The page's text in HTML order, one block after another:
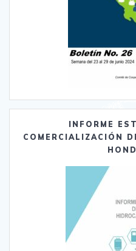
INFORME
COMERCIALIZACIÓN